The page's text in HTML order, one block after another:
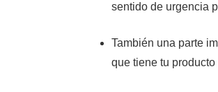
sentido de urgencia
También una parte
que tiene tu